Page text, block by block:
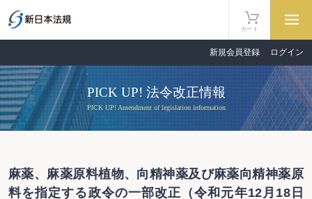
カート
新規会員登録 ログイン
PICK UP! 法令改正情報
PICK UP! Amendment of legislation information
麻薬、麻薬原料植物、向精神薬及び麻薬向精神薬原
料を指定する政令の一部改正（令和元年12月18日